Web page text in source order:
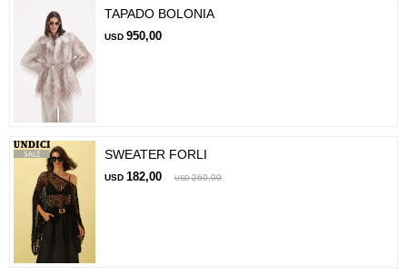
TAPADO BOLONIA
USD 950,00
SWEATER FORLI
USD 182,00 USD 260,00